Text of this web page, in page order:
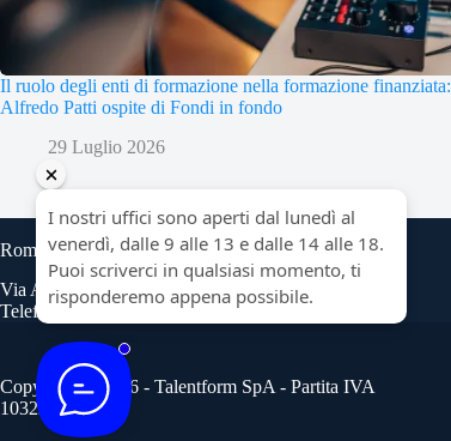
Il ruolo degli enti di formazione nella formazione finanziata:
Alfredo Patti ospite di Fondi in fondo
29 Luglio 2026
Roma
Via Angelo Bargoni 8, scala B
Telefono: 06 45474931
Copyright © 2026 - Talentform SpA - Partita IVA
10322191007.